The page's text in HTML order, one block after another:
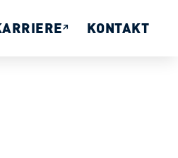
KONTAKT